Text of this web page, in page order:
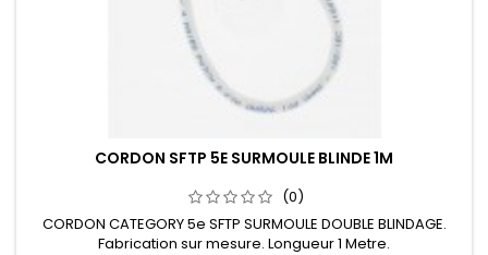
CORDON SFTP 5E SURMOULE BLINDE 1M
(0)
CORDON CATEGORY 5e SFTP SURMOULE DOUBLE BLINDAGE.
Fabrication sur mesure. Longueur 1 Metre.